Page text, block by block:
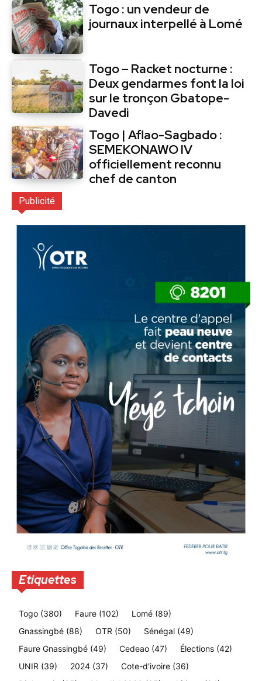
Togo : un vendeur de
journaux interpellé à Lomé
Togo – Racket nocturne :
Deux gendarmes font la loi
sur le tronçon Gbatope-
Davedi
Togo | Aflao-Sagbado :
SEMEKONAWO IV
officiellement reconnu
chef de canton
Publicité
Etiquettes
Togo (380) Faure (102) Lomé (89)
Gnassingbé (88) OTR (50) Sénégal (49)
Faure Gnassingbé (49) Cedeao (47) Élections (42)
UNIR (39) 2024 (37) Cote-d'ivoire (36)